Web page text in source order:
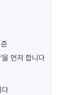
을 먼저 합니다
다